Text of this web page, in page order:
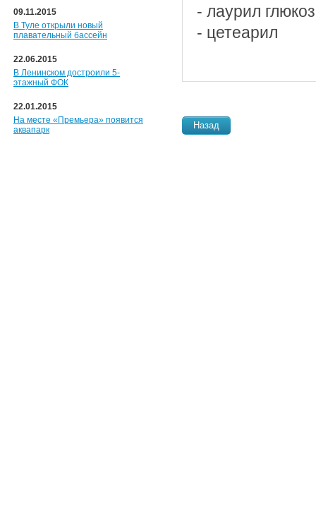
09.11.2015
В Туле открыли новый
плавательный бассейн
22.06.2015
В Ленинском достроили 5-
этажный ФОК
22.01.2015
На месте «Премьера» появится
аквапарк
- лаурил
- цетеарил
Назад